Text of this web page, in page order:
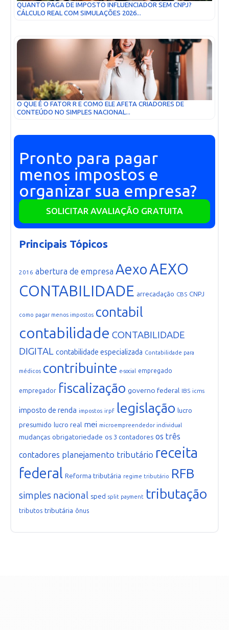
QUANTO PAGA DE IMPOSTO INFLUENCIADOR SEM CNPJ?
CÁLCULO REAL COM SIMULAÇÕES 2026...
O QUE É O FATOR R E COMO ELE AFETA CRIADORES DE
CONTEÚDO NO SIMPLES NACIONAL...
Pronto para pagar
menos impostos e
organizar sua empresa?
SOLICITAR AVALIAÇÃO GRATUITA
Principais Tópicos
2016 abertura de empresa AexoAEXO
CONTABILIDADE arrecadação CBS CNPJ
como pagar menos impostos contabil
contabilidade CONTABILIDADE
DIGITAL contabilidade especializada Contabilidade para
médicos contribuinte e-social empregado
empregador fiscalização governo federal IBS icms
imposto de renda impostos irpf legislação lucro
presumido lucro real mei microempreendedor individual
mudanças obrigatoriedade os 3 contadores os três
contadores planejamento tributário receita
federal Reforma tributária regime tributário RFB
simples nacional sped split payment tributação
tributos tributária ônus